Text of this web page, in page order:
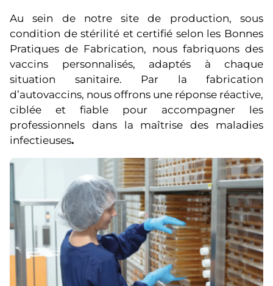
Au sein de notre site de production, sous
condition de stérilité et certifié selon les Bonnes
Pratiques de Fabrication, nous fabriquons des
vaccins personnalisés, adaptés à chaque
situation sanitaire. Par la fabrication
d’autovaccins, nous offrons une réponse réactive,
ciblée et fiable pour accompagner les
professionnels dans la maîtrise des maladies
infectieuses.